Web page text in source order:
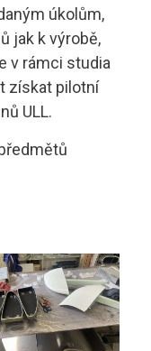
úkolům,
jak k výrobě,
v rámci studia
získat pilotní
ULL.